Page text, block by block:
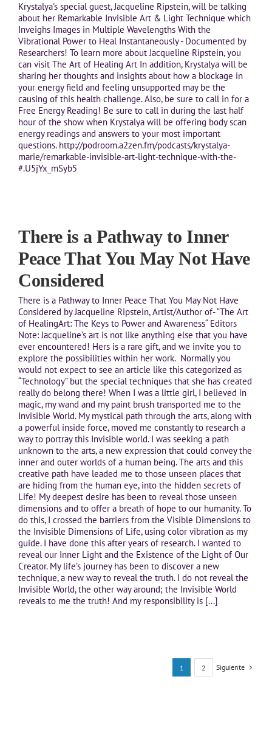
Krystalya's special guest, Jacqueline Ripstein, will be talking
about her Remarkable Invisible Art & Light Technique which
Inveighs Images in Multiple Wavelengths With the
Vibrational Power to Heal Instantaneously - Documented by
Researchers! To learn more about Jacqueline Ripstein, you
can visit The Art of Healing Art In addition, Krystalya will be
sharing her thoughts and insights about how a blockage in
your energy field and feeling unsupported may be the
causing of this health challenge. Also, be sure to call in for a
Free Energy Reading! Be sure to call in during the last half
hour of the show when Krystalya will be offering body scan
energy readings and answers to your most important
questions. http://podroom.a2zen.fm/podcasts/krystalya-
marie/remarkable-invisible-art-light-technique-with-the-
#.U5jYx_mSyb5
There is a Pathway to Inner
Peace That You May Not Have
Considered
There is a Pathway to Inner Peace That You May Not Have
Considered by Jacqueline Ripstein, Artist/Author of- “The Art
of HealingArt: The Keys to Power and Awareness“ Editors
Note: Jacqueline’s art is not like anything else that you have
ever encountered! Hers is a rare gift, and we invite you to
explore the possibilities within her work. Normally you
would not expect to see an article like this categorized as
“Technology” but the special techniques that she has created
really do belong there! When I was a little girl, I believed in
magic, my wand and my paint brush transported me to the
Invisible World. My mystical path through the arts, along with
a powerful inside force, moved me constantly to research a
way to portray this Invisible world. I was seeking a path
unknown to the arts, a new expression that could convey the
inner and outer worlds of a human being. The arts and this
creative path have leaded me to those unseen places that
are hiding from the human eye, into the hidden secrets of
Life! My deepest desire has been to reveal those unseen
dimensions and to offer a breath of hope to our humanity. To
do this, I crossed the barriers from the Visible Dimensions to
the Invisible Dimensions of Life, using color vibration as my
guide. I have done this after years of research. I wanted to
reveal our Inner Light and the Existence of the Light of Our
Creator. My life’s journey has been to discover a new
technique, a new way to reveal the truth. I do not reveal the
Invisible World, the other way around; the Invisible World
reveals to me the truth! And my responsibility is [...]
1 2 Siguiente